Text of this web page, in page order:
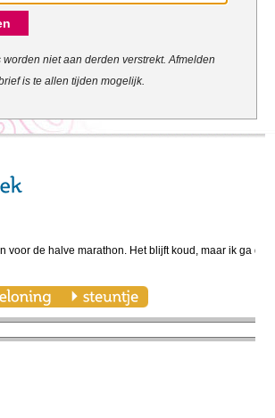
voor de halve marathon. Het blijft koud, maar ik ga
ruilenniet aan derden verstrekt. Afmelden
is te allen tijden mogelijk.